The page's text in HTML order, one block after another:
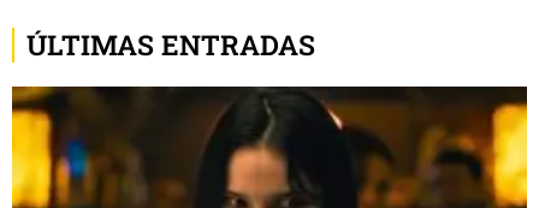
ÚLTIMAS ENTRADAS